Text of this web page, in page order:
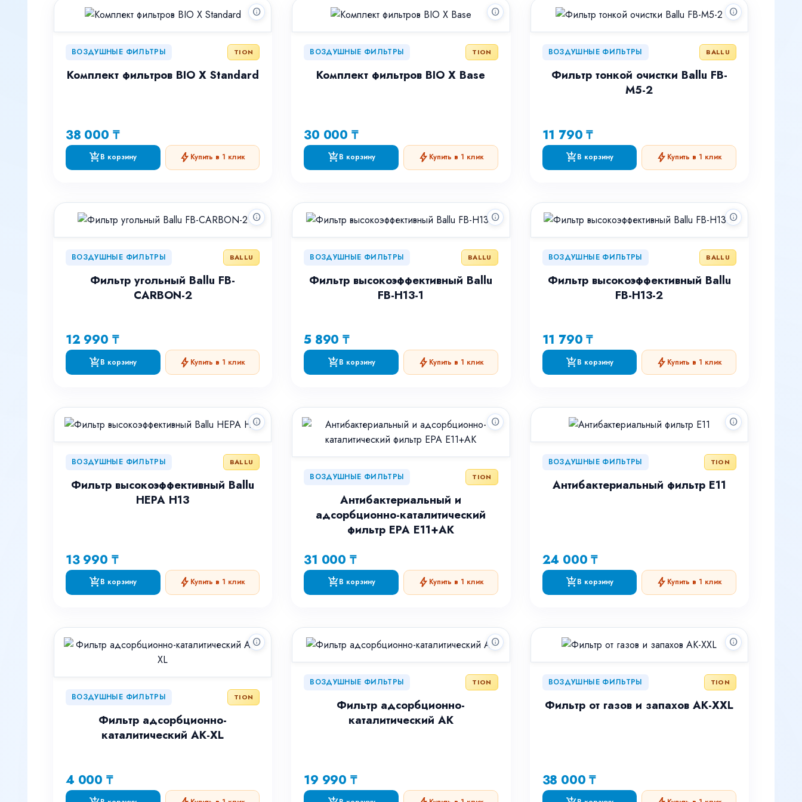
info
ВОЗДУШНЫЕ ФИЛЬТРЫ TION
Комплект фильтров BIO X Standard
38 000 ₸
add_shopping_cartВ корзину bolt Купить в 1 клик
info
ВОЗДУШНЫЕ ФИЛЬТРЫ TION
Комплект фильтров BIO X Base
30 000 ₸
add_shopping_cartВ корзину bolt Купить в 1 клик
info
ВОЗДУШНЫЕ ФИЛЬТРЫ BALLU
Фильтр тонкой очистки Ballu FB-
M5-2
11 790 ₸
add_shopping_cartВ корзину bolt Купить в 1 клик
info
ВОЗДУШНЫЕ ФИЛЬТРЫ BALLU
Фильтр угольный Ballu FB-
CARBON-2
12 990 ₸
add_shopping_cartВ корзину bolt Купить в 1 клик
info
ВОЗДУШНЫЕ ФИЛЬТРЫ BALLU
Фильтр высокоэффективный Ballu
FB-H13-1
5 890 ₸
add_shopping_cartВ корзину bolt Купить в 1 клик
info
ВОЗДУШНЫЕ ФИЛЬТРЫ BALLU
Фильтр высокоэффективный Ballu
FB-H13-2
11 790 ₸
add_shopping_cartВ корзину bolt Купить в 1 клик
info
ВОЗДУШНЫЕ ФИЛЬТРЫ BALLU
Фильтр высокоэффективный Ballu
HEPA Н13
13 990 ₸
add_shopping_cartВ корзину bolt Купить в 1 клик
info
ВОЗДУШНЫЕ ФИЛЬТРЫ TION
Антибактериальный и
адсорбционно-каталитический
фильтр EPA E11+AK
31 000 ₸
add_shopping_cartВ корзину bolt Купить в 1 клик
info
ВОЗДУШНЫЕ ФИЛЬТРЫ TION
Антибактериальный фильтр Е11
24 000 ₸
add_shopping_cartВ корзину bolt Купить в 1 клик
info
ВОЗДУШНЫЕ ФИЛЬТРЫ TION
Фильтр адсорбционно-
каталитический АК-XL
4 000 ₸
info
ВОЗДУШНЫЕ ФИЛЬТРЫ TION
Фильтр адсорбционно-
каталитический АК
19 990 ₸
info
ВОЗДУШНЫЕ ФИЛЬТРЫ TION
Фильтр от газов и запахов AK-XXL
38 000 ₸